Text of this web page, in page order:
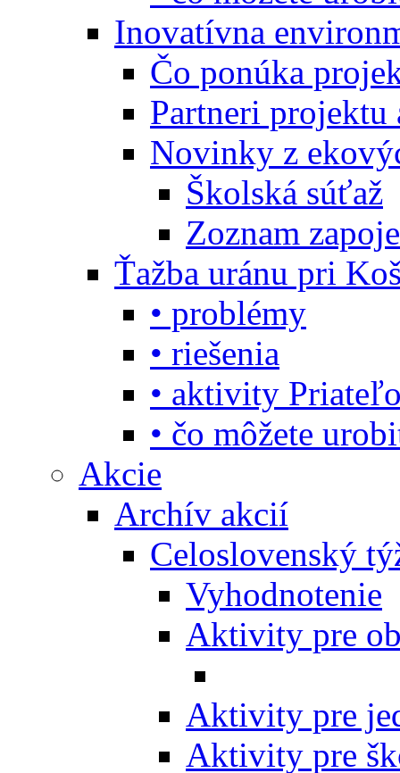
Inovatívna
Čo ponúka
Partneri projektu
Novinky z
Školská súťaž
Zoznam
Ťažba uránu pri
• problémy
• riešenia
• aktivity
• čo môžete
Akcie
Archív akcií
Celoslovenský
Vyhodnotenie
Aktivity pre
Aktivity pre
Aktivity pre